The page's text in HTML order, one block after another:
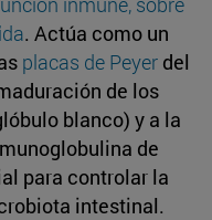
. Actúa como un
placas de Peyer del
de los
blanco) y a la
de
para controlar la
intestinal.